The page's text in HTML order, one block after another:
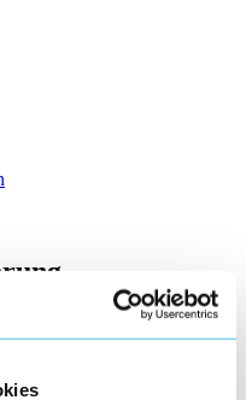
Elektronik AG die Welt der
broncolor stellt das
auf